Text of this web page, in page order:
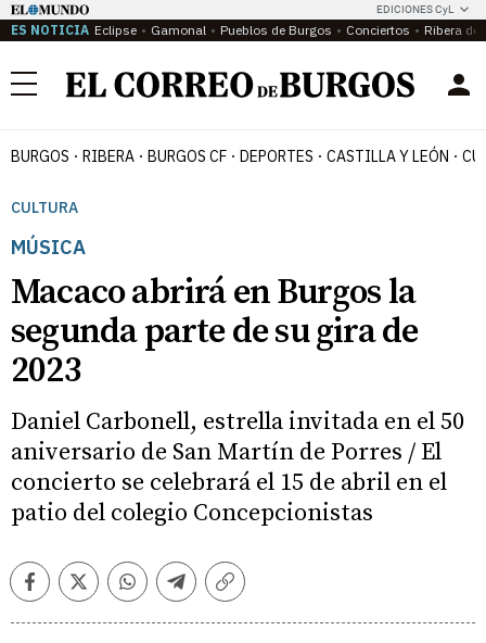
EDICIONES CyL
ES NOTICIA Eclipse Gamonal Pueblos de Burgos Conciertos Ribera del
Menú
BURGOS RIBERA BURGOS CF DEPORTES CASTILLA Y LEÓN
CULTURA
MÚSICA
Macaco abrirá en Burgos la
segunda parte de su gira de
2023
Daniel Carbonell, estrella invitada en el 50
aniversario de San Martín de Porres / El
concierto se celebrará el 15 de abril en el
patio del colegio Concepcionistas
FacebookTwitterWhatsappTelegramCopiar